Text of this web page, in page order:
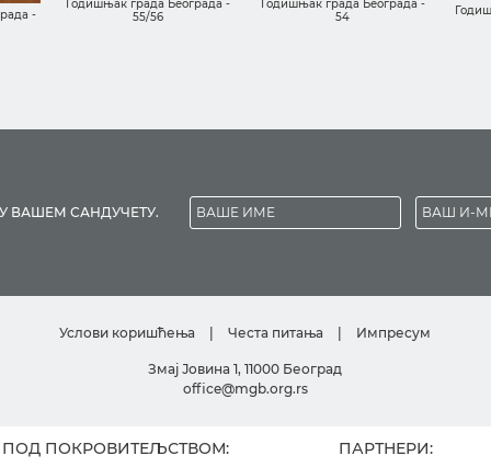
-
Годишњак града Београда -
55/56
Годишњак града Београда -
54
У ВАШЕМ САНДУЧЕТУ.
Услови коришћења Честа питања Импресум
Змај Јовина 1, 11000 Београд
office@mgb.org.rs
ПОД ПОКРОВИТЕЉСТВОМ: ПАРТНЕРИ: